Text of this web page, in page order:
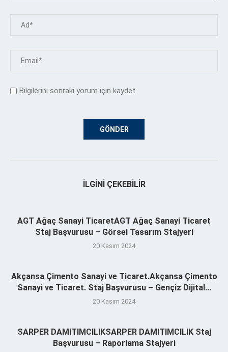
Bilgilerini sonraki yorum için kaydet.
İLGINI ÇEKEBILIR
AGT Ağaç Sanayi TicaretAGT Ağaç Sanayi Ticaret
Staj Başvurusu – Görsel Tasarım Stajyeri
20 Kasım 2024
Akçansa Çimento Sanayi ve Ticaret.Akçansa Çimento
Sanayi ve Ticaret. Staj Başvurusu – Gençiz Dijital...
20 Kasım 2024
SARPER DAMITIMCILIKSARPER DAMITIMCILIK Staj
Başvurusu – Raporlama Stajyeri